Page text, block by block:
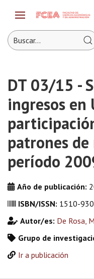
DT 03/15 -
ingresos en
patrones
período
Año de publicación:
ISBN/ISSN: 1510-
Autor/es: De Rosa,
Grupo de
Ir a publicación